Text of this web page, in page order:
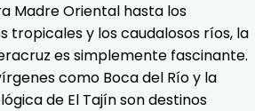
Madre Oriental hasta los
tropicales y los caudalosos ríos, la
es simplemente fascinante.
como Boca del Río y la
de El Tajín son destinos